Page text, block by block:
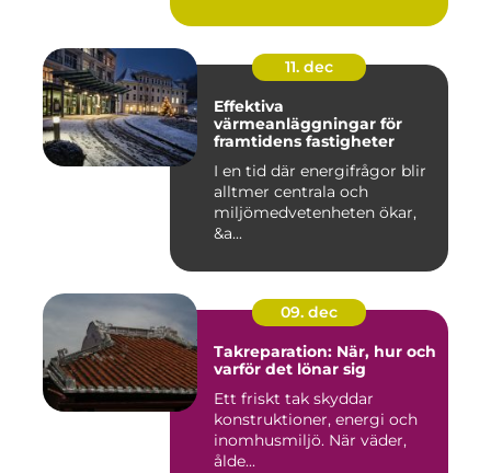
11. dec
Effektiva
värmeanläggningar för
framtidens fastigheter
I en tid där energifrågor blir
alltmer centrala och
miljömedvetenheten ökar,
&a...
09. dec
Takreparation: När, hur och
varför det lönar sig
Ett friskt tak skyddar
konstruktioner, energi och
inomhusmiljö. När väder,
ålde...